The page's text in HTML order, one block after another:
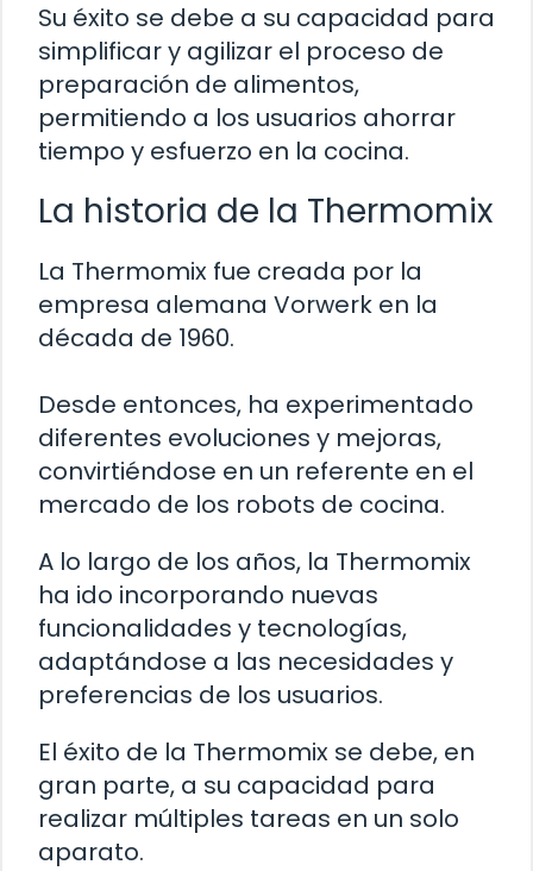
Su éxito se debe a su capacidad para
simplificar y agilizar el proceso de
preparación de alimentos,
permitiendo a los usuarios ahorrar
tiempo y esfuerzo en la cocina.
La historia de la Thermomix
La Thermomix fue creada por la
empresa alemana Vorwerk en la
década de 1960.
Desde entonces, ha experimentado
diferentes evoluciones y mejoras,
convirtiéndose en un referente en el
mercado de los robots de cocina.
A lo largo de los años, la Thermomix
ha ido incorporando nuevas
funcionalidades y tecnologías,
adaptándose a las necesidades y
preferencias de los usuarios.
El éxito de la Thermomix se debe, en
gran parte, a su capacidad para
realizar múltiples tareas en un solo
aparato.